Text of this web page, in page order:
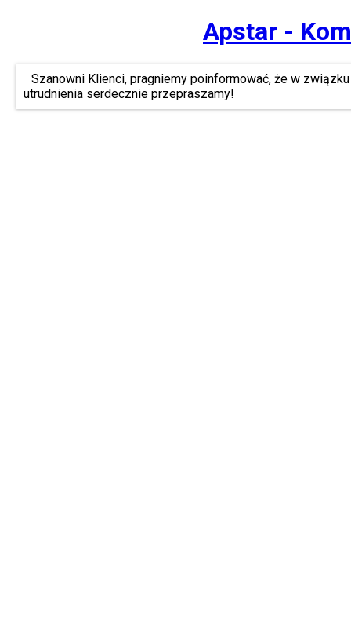
Apstar -
Szanowni Klienci, pragniemy poinformować, że w
utrudnienia serdecznie przepraszamy!